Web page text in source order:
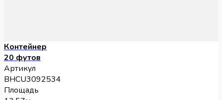
Контейнер
20 футов
Артикул
BHCU3092534
Площадь